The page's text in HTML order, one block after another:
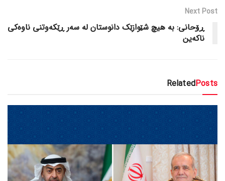
Next Post
ڕۆحانی: بە هیچ شێوازێک دانوستان لە سەر ڕێکەوتنی ناوەکی
ناکەین
RelatedPosts